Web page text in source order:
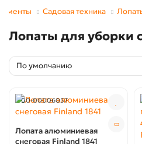
Садовая техника
Лопаты для уборки
00-00006057
Лопата алюминиевая
снеговая Finland 1841